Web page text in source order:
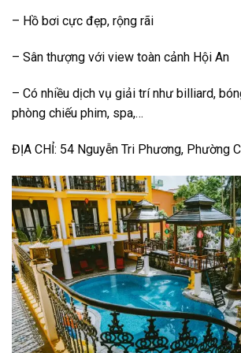
– Hồ bơi cực đẹp, rộng rãi
– Sân thượng với view toàn cảnh Hội An
– Có nhiều dịch vụ giải trí như billiard,
phòng chiếu phim, spa,…
ĐỊA CHỈ: 54 Nguyễn Tri Phương, Phường